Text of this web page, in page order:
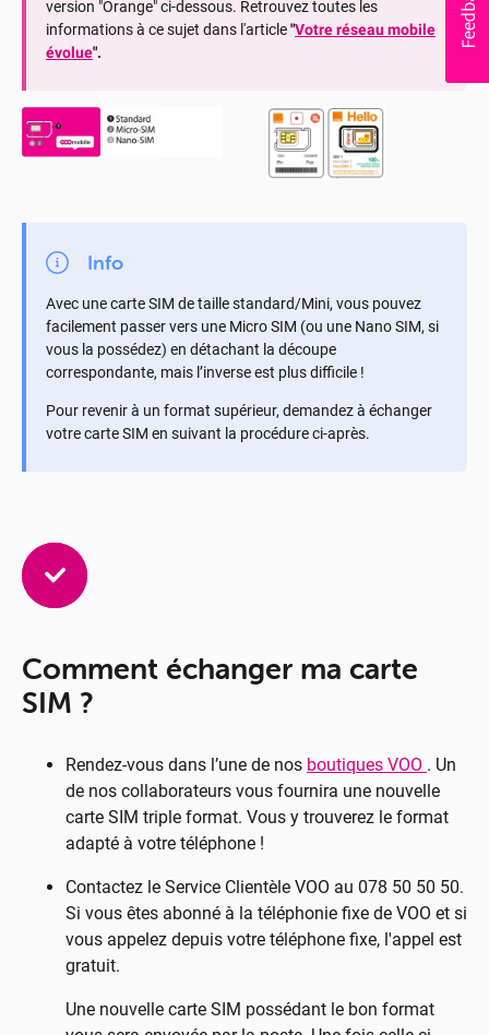
version "Orange" ci-dessous. Retrouvez toutes les
informations à ce sujet dans l'article"Votre réseau mobile
évolue".
Info
Avec une carte SIM de taille standard/Mini, vous pouvez
facilement passer vers une Micro SIM (ou une Nano SIM, si
vous la possédez) en détachant la découpe
correspondante, mais l’inverse est plus difficile !
Pour revenir à un format supérieur, demandez à échanger
votre carte SIM en suivant la procédure ci-après.
Com­ment échan­ger ma carte
SIM ?
Rendez-vous dans l’une de nos boutiques VOO . Un
de nos collaborateurs vous fournira une nouvelle
carte SIM triple format. Vous y trouverez le format
adapté à votre téléphone !
Contactez le Service Clientèle VOO au 078 50 50 50.
Si vous êtes abonné à la téléphonie fixe de VOO et si
vous appelez depuis votre téléphone fixe, l'appel est
gratuit.
Une nouvelle carte SIM possédant le bon format